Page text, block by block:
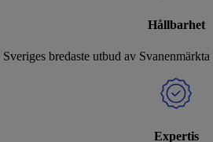
Hållbarhet
Sveriges bredaste utbud av
Expertis